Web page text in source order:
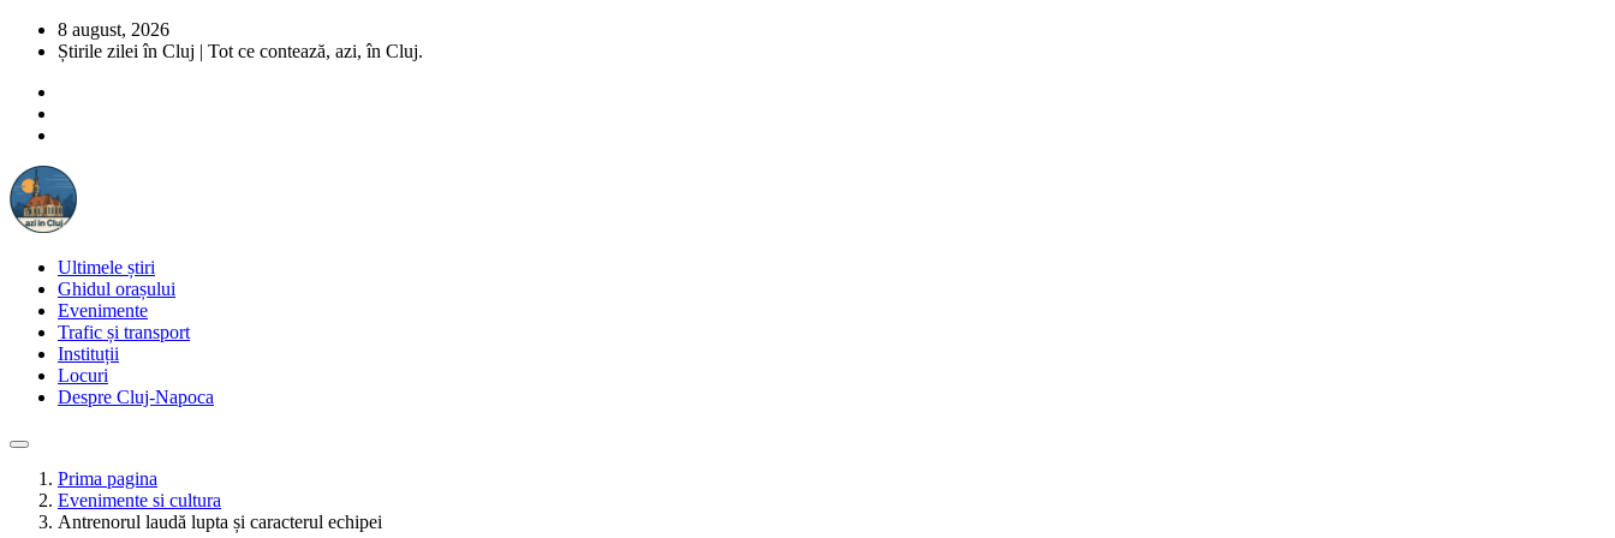
8 august, 2026
Știrile zilei în Cluj | Tot ce contează, azi, în Cluj.
Ultimele știri
Ghidul orașului
Evenimente
Trafic și transport
Instituții
Locuri
Despre Cluj-Napoca
Prima pagina
Evenimente si cultura
Antrenorul laudă lupta și caracterul echipei